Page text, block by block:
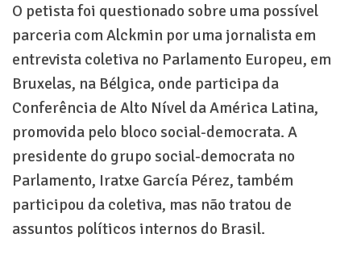
O petista foi questionado sobre uma possível
parceria com Alckmin por uma jornalista em
entrevista coletiva no Parlamento Europeu, em
Bruxelas, na Bélgica, onde participa da
Conferência de Alto Nível da América Latina,
promovida pelo bloco social-democrata. A
presidente do grupo social-democrata no
Parlamento, Iratxe García Pérez, também
participou da coletiva, mas não tratou de
assuntos políticos internos do Brasil.